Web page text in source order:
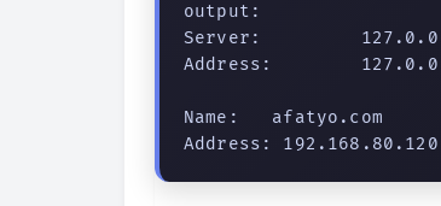
output:
Server:
Address:
Name:   afatyo.com
Address: 192.168.80.120